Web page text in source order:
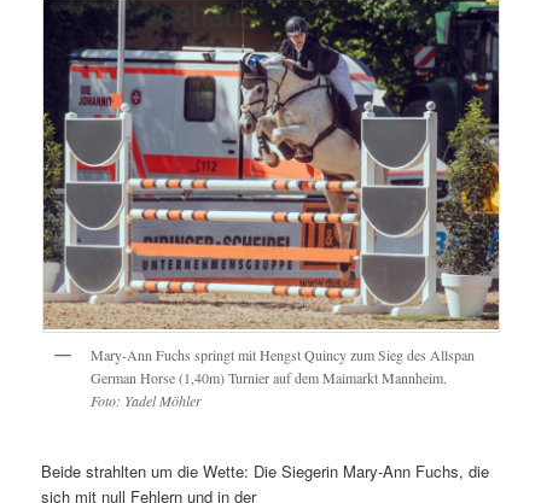
Mary-Ann Fuchs springt mit Hengst Quincy zum Sieg des Allspan
German Horse (1,40m) Turnier auf dem Maimarkt Mannheim.
Foto: Yadel Möhler
Beide strahlten um die Wette: Die Siegerin Mary-Ann Fuchs, die
sich mit null Fehlern und in der